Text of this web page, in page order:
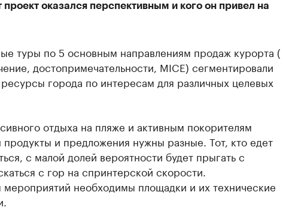
проект оказался перспективным и кого он привел на
туры по 5 основным направлениям продаж курорта (
достопримечательности, MICE) сегментировали
города по интересам для различных целевых
отдыха на пляже и активным покорителям
и предложения нужны разные. Тот, кто едет
с малой долей вероятности будет прыгать с
с гор на спринтерской скорости.
мероприятий необходимы площадки и их технические